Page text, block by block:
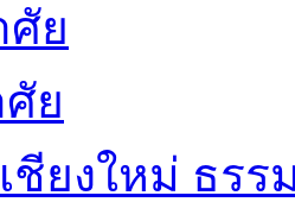
ย
ย
ชียงใหม่ ธรร